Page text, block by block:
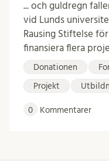
... och guldregn
vid Lunds
Rausing Stiftelse
finansiera flera
Donationen
Projekt
0 Kommentarer